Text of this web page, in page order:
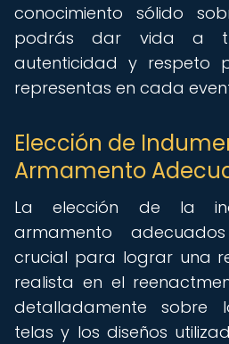
conocimiento sólido
podrás dar vida a
autenticidad y respeto
representas en cada
Elección de
Armamento
La elección de la
armamento
crucial para lograr una
realista en el
detalladamente sobre
telas y los diseños